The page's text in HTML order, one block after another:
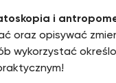
i
oraz opisywać
wykorzystać